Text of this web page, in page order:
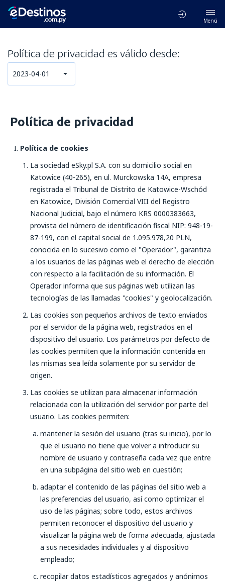
Menú
Política de privacidad es válido desde:
2023-04-01
Política de privacidad
Política de cookies
La sociedad eSky.pl S.A. con su domicilio social en
Katowice (40-265), en ul. Murckowska 14A, empresa
registrada el Tribunal de Distrito de Katowice-Wschód
en Katowice, División Comercial VIII del Registro
Nacional Judicial, bajo el número KRS 0000383663,
provista del número de identificación fiscal NIP: 948-19-
87-199, con el capital social de 1.095.978,20 PLN,
conocida en lo sucesivo como el "Operador", garantiza
a los usuarios de las páginas web el derecho de elección
con respecto a la facilitación de su información. El
Operador informa que sus páginas web utilizan las
tecnologías de las llamadas "cookies" y geolocalización.
Las cookies son pequeños archivos de texto enviados
por el servidor de la página web, registrados en el
dispositivo del usuario. Los parámetros por defecto de
las cookies permiten que la información contenida en
las mismas sea leída solamente por su servidor de
origen.
Las cookies se utilizan para almacenar información
relacionada con la utilización del servidor por parte del
usuario. Las cookies permiten:
mantener la sesión del usuario (tras su inicio), por lo
que el usuario no tiene que volver a introducir su
nombre de usuario y contraseña cada vez que entre
en una subpágina del sitio web en cuestión;
adaptar el contenido de las páginas del sitio web a
las preferencias del usuario, así como optimizar el
uso de las páginas; sobre todo, estos archivos
permiten reconocer el dispositivo del usuario y
visualizar la página web de forma adecuada, ajustada
a sus necesidades individuales y al dispositivo
empleado;
recopilar datos estadísticos agregados y anónimos